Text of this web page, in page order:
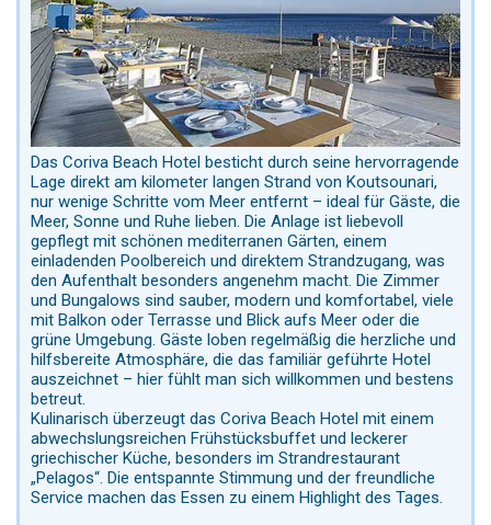
Das Coriva Beach Hotel besticht durch seine hervorragende
Lage direkt am kilometer langen Strand von Koutsounari,
nur wenige Schritte vom Meer entfernt – ideal für Gäste, die
Meer, Sonne und Ruhe lieben. Die Anlage ist liebevoll
gepflegt mit schönen mediterranen Gärten, einem
einladenden Poolbereich und direktem Strandzugang, was
den Aufenthalt besonders angenehm macht. Die Zimmer
und Bungalows sind sauber, modern und komfortabel, viele
mit Balkon oder Terrasse und Blick aufs Meer oder die
grüne Umgebung. Gäste loben regelmäßig die herzliche und
hilfsbereite Atmosphäre, die das familiär geführte Hotel
auszeichnet – hier fühlt man sich willkommen und bestens
betreut.
Kulinarisch überzeugt das Coriva Beach Hotel mit einem
abwechslungsreichen Frühstücksbuffet und leckerer
griechischer Küche, besonders im Strandrestaurant
„Pelagos“. Die entspannte Stimmung und der freundliche
Service machen das Essen zu einem Highlight des Tages.